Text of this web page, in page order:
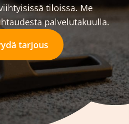
tiloissa. Me
palvelutakuulla.
tarjous